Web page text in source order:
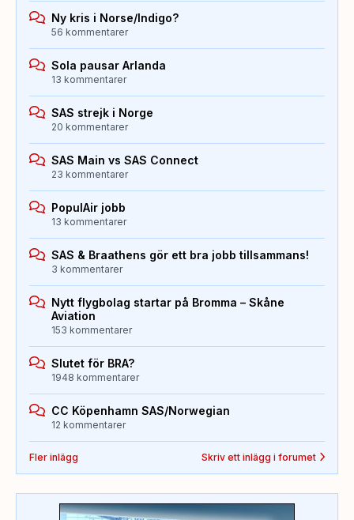
Ny kris i Norse/Indigo?
56 kommentarer
Sola pausar Arlanda
13 kommentarer
SAS strejk i Norge
20 kommentarer
SAS Main vs SAS Connect
23 kommentarer
PopulAir jobb
13 kommentarer
SAS & Braathens gör ett bra jobb tillsammans!
3 kommentarer
Nytt flygbolag startar på Bromma – Skåne
Aviation
153 kommentarer
Slutet för BRA?
1948 kommentarer
CC Köpenhamn SAS/Norwegian
12 kommentarer
Fler inlägg Skriv ett inlägg i forumet